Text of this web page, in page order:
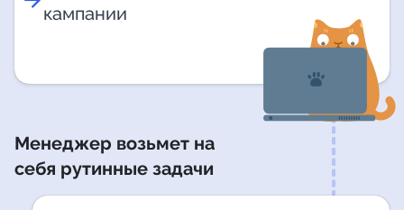
кампании
Менеджер возьмет на
себя рутинные задачи